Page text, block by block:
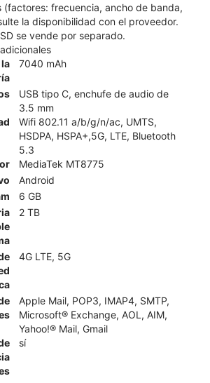
(factores: frecuencia, ancho de banda,
la disponibilidad con el proveedor.
se vende por separado.
7040 mAh
USB tipo C, enchufe de audio de
3.5 mm
Wifi 802.11 a/b/g/n/ac, UMTS,
HSDPA, HSPA+,5G, LTE, Bluetooth
5.3
MediaTek MT8775
Android
6 GB
2 TB
4G LTE, 5G
Apple Mail, POP3, IMAP4, SMTP,
Microsoft® Exchange, AOL, AIM,
Yahoo!® Mail, Gmail
sí